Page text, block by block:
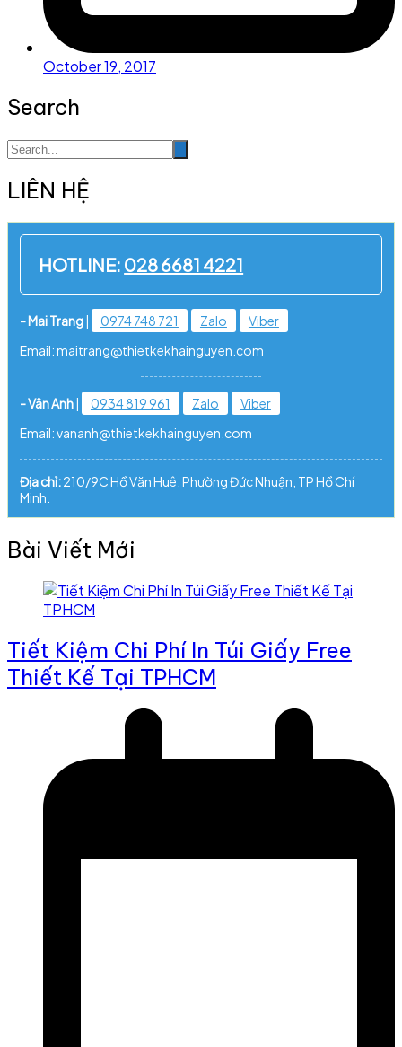
October 19, 2017
Search
LIÊN HỆ
HOTLINE: 028 6681 4221
- Mai Trang| 0974 748 721 Zalo
Viber
Email: maitrang@thietkekhainguyen.com
- Vân Anh| 0934 819 961 Zalo
Viber
Email: vananh@thietkekhainguyen.com
Địa chỉ:210/9C Hồ Văn Huê, Phường Đức Nhuận, TP Hồ Chí
Minh.
Bài Viết Mới
Tiết Kiệm Chi Phí In Túi Giấy Free
Thiết Kế Tại TPHCM